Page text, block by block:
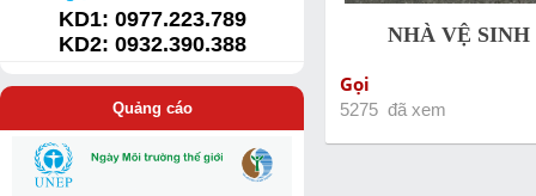
KD1: 0977.223.789
KD2: 0932.390.388
Quảng cáo
NHÀ VỆ
Gọi
5275 đã xem